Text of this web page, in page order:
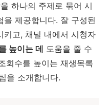
하나의 주제로 묶어 시
제공합니다. 잘 구성된
키고, 채널 내에서 시청자
높이는 데 도움을 줄 수
회수를 높이는 재생목록
을 소개합니다.